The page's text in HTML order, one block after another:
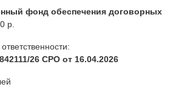
фонд обеспечения договорных
р.
26 СРО от 16.04.2026